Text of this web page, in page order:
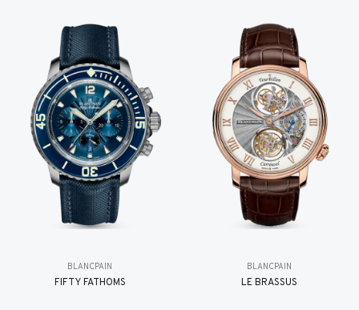
BLANCPAIN
FIFTY FATHOMS
BLANCPAIN
LE BRASSUS